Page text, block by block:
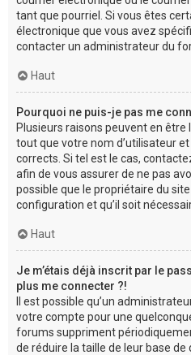
tant que pourriel. Si vous êtes
électronique que vous avez
contacter un administrateur du
Haut
Pourquoi ne puis-je pas me
Plusieurs raisons peuvent en
tout que votre nom d’utilisateur
corrects. Si tel est le cas,
afin de vous assurer de ne pas
possible que le propriétaire du
configuration et qu’il soit
Haut
Je m’étais déjà inscrit par le
plus me connecter ?!
Il est possible qu’un
votre compte pour une
forums suppriment
de réduire la taille de leur base de